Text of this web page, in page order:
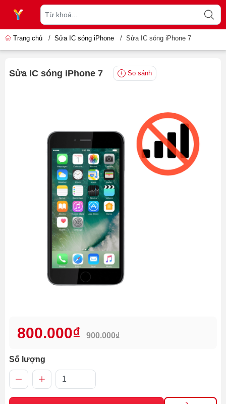
Trang chủ / Sửa IC sóng iPhone / Sửa IC sóng iPhone 7
Sửa IC sóng iPhone 7 So sánh
800.000₫ 900.000₫
Số lượng